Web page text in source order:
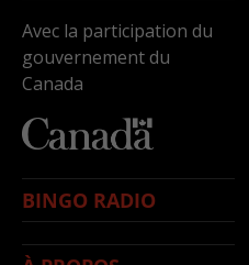
Avec la participation du
gouvernement du
Canada
BINGO RADIO